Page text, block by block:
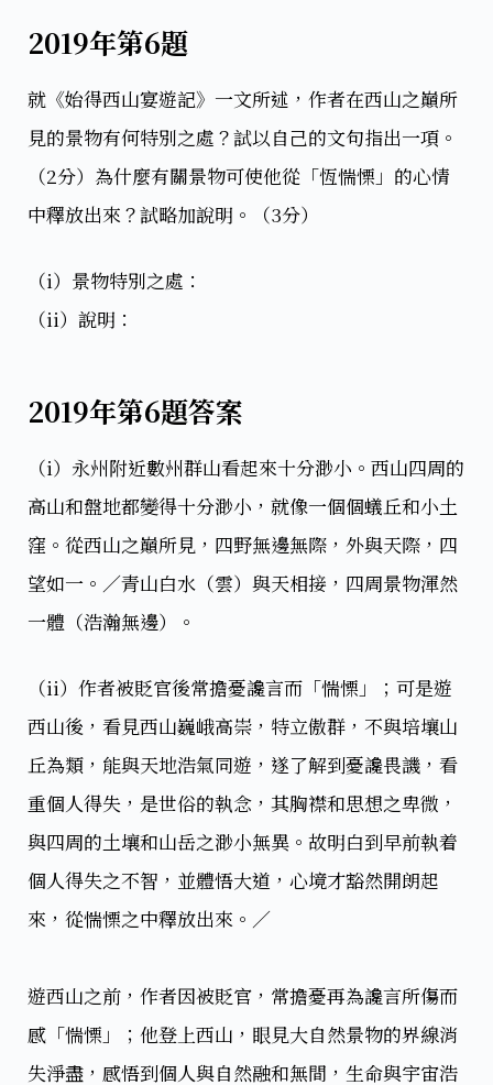
2019年第6題
就《始得西山宴遊記》一文所述，作者在西山之巔所
見的景物有何特別之處？試以自己的文句指出一項。
（2分）為什麼有關景物可使他從「恆惴慄」的心情
中釋放出來？試略加說明。（3分）
（i）景物特別之處：
（ii）說明：
2019年第6題答案
（i）永州附近數州群山看起來十分渺小。西山四周的
高山和盤地都變得十分渺小，就像一個個蟻丘和小土
窪。從西山之巔所見，四野無邊無際，外與天際，四
望如一。／青山白水（雲）與天相接，四周景物渾然
一體（浩瀚無邊）。
（ii）作者被貶官後常擔憂讒言而「惴慄」；可是遊
西山後，看見西山巍峨高崇，特立傲群，不與培壤山
丘為類，能與天地浩氣同遊，遂了解到憂讒畏譏，看
重個人得失，是世俗的執念，其胸襟和思想之卑微，
與四周的土壤和山岳之渺小無異。故明白到早前執着
個人得失之不智，並體悟大道，心境才豁然開朗起
來，從惴慄之中釋放出來。／
遊西山之前，作者因被貶官，常擔憂再為讒言所傷而
感「惴慄」；他登上西山，眼見大自然景物的界線消
失淨盡，感悟到個人與自然融和無間，生命與宇宙浩